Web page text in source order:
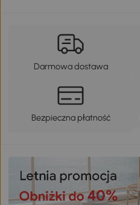
Darmowa dostawa
Bezpieczna płatność